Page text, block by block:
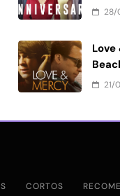
28/
Love
21/
CORTOS